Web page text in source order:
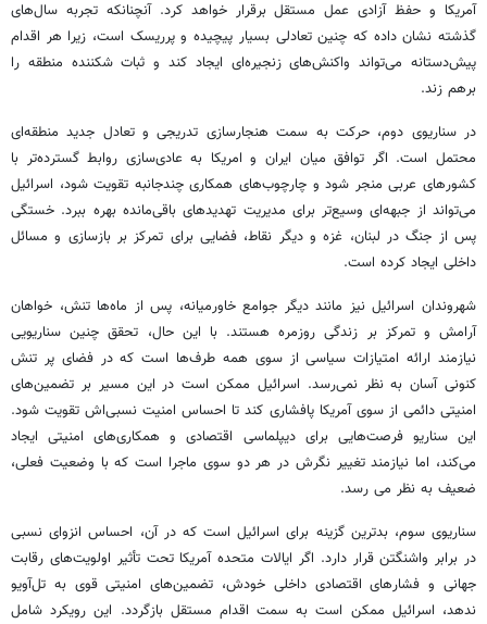
آمریکا و حفظ آزادی عمل مستقل برقرار خواهد کرد. آنچنانکه تجربه سال‌های
گذشته نشان داده که چنین تعادلی بسیار پیچیده و پرریسک است، زیرا هر اقدام
پیش‌دستانه می‌تواند واکنش‌های زنجیره‌ای ایجاد کند و ثبات شکننده منطقه را
برهم زند.
در سناریوی دوم، حرکت به سمت هنجارسازی تدریجی و تعادل جدید منطقه‌ای
محتمل است. اگر توافق میان ایران و امریکا به عادی‌سازی روابط گسترده‌تر با
کشورهای عربی منجر شود و چارچوب‌های همکاری چندجانبه تقویت شود، اسرائیل
می‌تواند از جبهه‌ای وسیع‌تر برای مدیریت تهدیدهای باقی‌مانده بهره ببرد. خستگی
پس از جنگ در لبنان، غزه و دیگر نقاط، فضایی برای تمرکز بر بازسازی و مسائل
داخلی ایجاد کرده است.
شهروندان اسرائیل نیز مانند دیگر جوامع خاورمیانه، پس از ماه‌ها تنش، خواهان
آرامش و تمرکز بر زندگی روزمره هستند. با این حال، تحقق چنین سناریویی
نیازمند ارائه امتیازات سیاسی از سوی همه طرف‌ها است که در فضای پر تنش
کنونی آسان به نظر نمی‌رسد. اسرائیل ممکن است در این مسیر بر تضمین‌های
امنیتی دائمی از سوی آمریکا پافشاری کند تا احساس امنیت نسبی‌اش تقویت شود.
این سناریو فرصت‌هایی برای دیپلماسی اقتصادی و همکاری‌های امنیتی ایجاد
می‌کند، اما نیازمند تغییر نگرش در هر دو سوی ماجرا است که با وضعیت فعلی،
ضعیف به نظر می رسد.
سناریوی سوم، بدترین گزینه برای اسرائیل است که در آن، احساس انزوای نسبی
در برابر واشنگتن قرار دارد. اگر ایالات متحده آمریکا تحت تأثیر اولویت‌های رقابت
جهانی و فشارهای اقتصادی داخلی خودش، تضمین‌های امنیتی قوی به تل‌آویو
ندهد، اسرائیل ممکن است به سمت اقدام مستقل بازگردد. این رویکرد شامل